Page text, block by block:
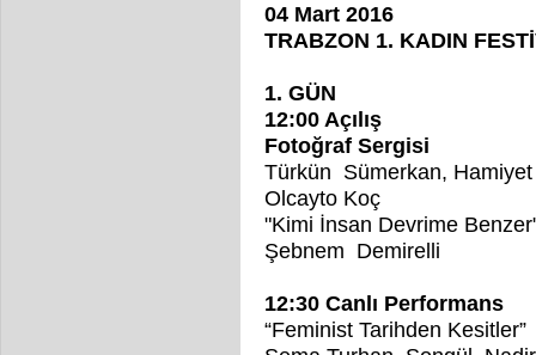
04 Mart 2016
TRABZON 1. KADIN
1. GÜN
12:00 Açılış
Fotoğraf Sergisi
Türkün Sümerkan,
Olcayto Koç
"Kimi İnsan Devrime
Şebnem Demirelli
12:30 Canlı Performans
“Feminist Tarihden Kesitler”